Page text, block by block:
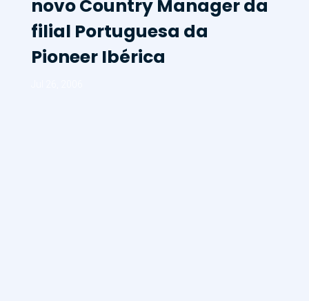
novo Country Manager da
filial Portuguesa da
Pioneer Ibérica